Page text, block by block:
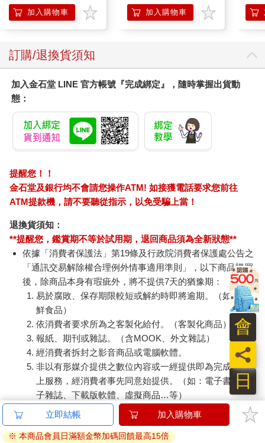
加入購物車 加入購物車
訂購/退換貨須知
加入金石堂 LINE 官方帳號『完成綁定』，隨時掌握出貨動
態：
提醒您！！
金石堂及銀行均不會請您操作ATM! 如接獲電話要求您前往
ATM提款機，請不要聽從指示，以免受騙上當！
退換貨須知：
**提醒您，鑑賞期不等於試用期，退回商品須為全新狀態**
依據「消費者保護法」第19條及行政院消費者保護處公告之
「通訊交易解除權合理例外情事適用準則」，以下商品購買
後，除商品本身有瑕疵外，將不提供7天的猶豫期：
易於腐敗、保存期限較短或解約時即將逾期。（如：生
鮮食品）
依消費者要求所為之客製化給付。（客製化商品）
報紙、期刊或雜誌。（含MOOK、外文雜誌）
經消費者拆封之影音商品或電腦軟體。
非以有形媒介提供之數位內容或一經提供即為完成之線
上服務，經消費者事先同意始提供。（如：電子書、電
子雜誌、下載版軟體、虛擬商品…等）
已拆封之個人衛生用品。（如：內衣褲、刮鬍刀、除毛
刀…等）
若非上列種類商品，均享有到貨7天的猶豫期（含例假
立即結帳 加入購物車
※ 本商品會員日滿額金幣加碼回饋最高15倍
日
員
會